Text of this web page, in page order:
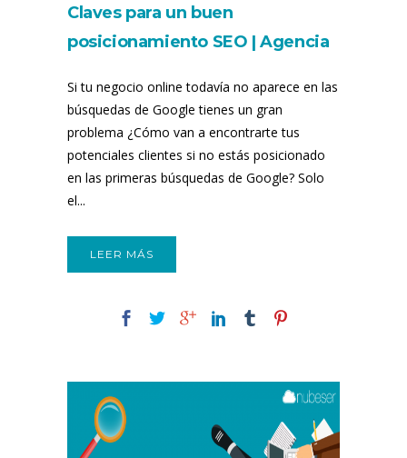
Claves para un buen
posicionamiento SEO | Agencia
Si tu negocio online todavía no aparece en las
búsquedas de Google tienes un gran
problema ¿Cómo van a encontrarte tus
potenciales clientes si no estás posicionado
en las primeras búsquedas de Google? Solo
el...
LEER MÁS